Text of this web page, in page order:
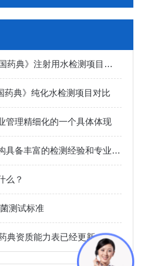
2025版 VS 2020版《中国药典》注射用水检测项目对比
药典》纯化水检测项目对比
管理精细化的一个具体体现
苏州益康洁净室检测机构具备丰富的检测经验和专业知识
么？
测试标准
典资质能力表已经更新